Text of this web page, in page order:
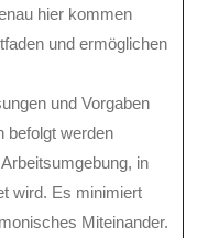
hier kommen
und ermöglichen
und Vorgaben
befolgt werden
in
wird. Es minimiert
Miteinander.